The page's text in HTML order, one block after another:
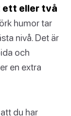
eller två
humor tar
nivå. Det är
och
en extra
du har